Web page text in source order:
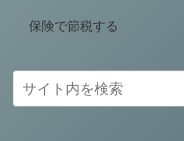
保険で節税する